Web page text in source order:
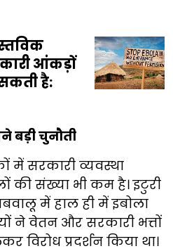
आंकड़ों
है:
बड़ी चुनौती
में सरकारी व्यवस्था
की संख्या भी कम है। इटुरी
में हाल ही में इबोला
ने वेतन और सरकारी भत्तों
विरोध प्रदर्शन किया था।